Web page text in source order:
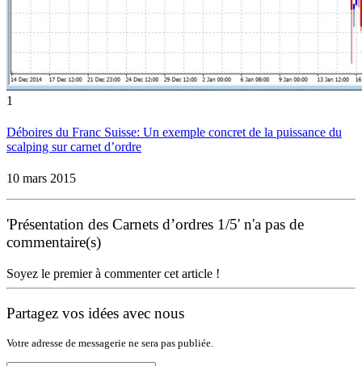
1
Déboires du Franc Suisse: Un exemple concret de la puissance du
scalping sur carnet d’ordre
10 mars 2015
'Présentation des Carnets d’ordres 1/5' n'a pas de
commentaire(s)
Soyez le premier à commenter cet article !
Partagez vos idées avec nous
Votre adresse de messagerie ne sera pas publiée.